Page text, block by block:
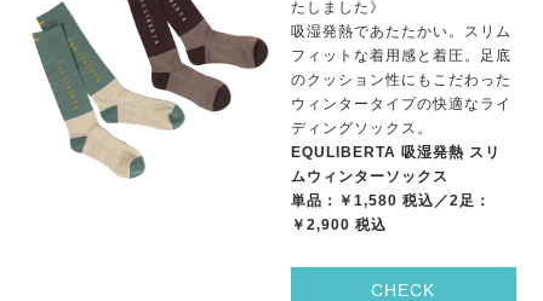
たしました》
吸湿発熱であたたかい。スリム
フィットな着用感と着圧。足底
のクッション性にもこだわった
ウィンタータイプの快適なライ
ディングソックス。
EQULIBERTA 吸湿発熱 スリ
ムウィンターソックス
単品：￥1,580 税込／2足：
￥2,900 税込
CHECK